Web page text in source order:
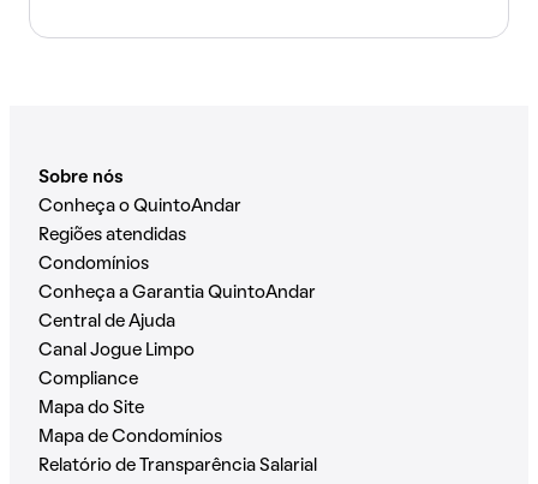
Sobre nós
Conheça o QuintoAndar
Regiões atendidas
Condomínios
Conheça a Garantia QuintoAndar
Central de Ajuda
Canal Jogue Limpo
Compliance
Mapa do Site
Mapa de Condomínios
Relatório de Transparência Salarial